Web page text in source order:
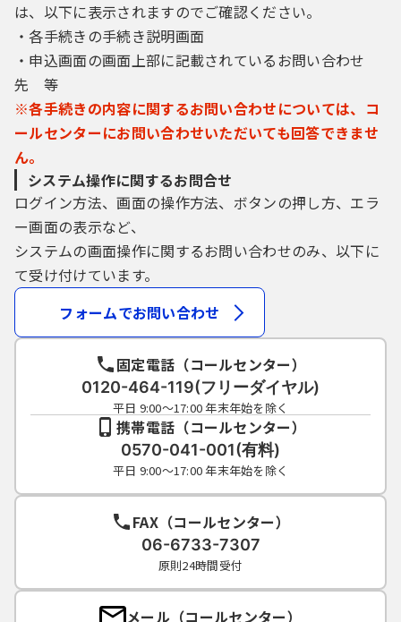
は、以下に表示されますのでご確認ください。
・各手続きの手続き説明画面
・申込画面の画面上部に記載されているお問い合わせ
先 等
※各手続きの内容に関するお問い合わせについては、コ
ールセンターにお問い合わせいただいても回答できませ
ん。
システム操作に関するお問合せ
ログイン方法、画面の操作方法、ボタンの押し方、エラ
ー画面の表示など、
システムの画面操作に関するお問い合わせのみ、以下に
て受け付けています。
フォームでお問い合わせ
固定電話（コールセンター）
0120-464-119(フリーダイヤル)
平日 9:00～17:00 年末年始を除く
携帯電話（コールセンター）
0570-041-001(有料)
平日 9:00～17:00 年末年始を除く
FAX（コールセンター）
06-6733-7307
原則24時間受付
メール（コールセンター）